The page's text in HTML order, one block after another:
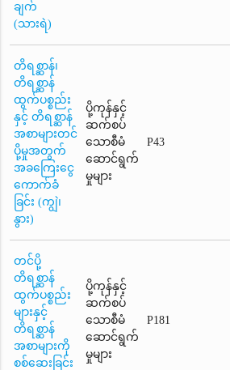
ချက်
(သားရဲ)
တိရစ္ဆာန်၊
တိရစ္ဆာန်
ထွက်ပစ္စည်း
နှင့် တိရစ္ဆာန်
အစာများတင်
ပို့မှုအတွက်
အခကြေးငွေ
ကောက်ခံ
ခြင်း (ကျွဲ၊
နွား)
ပို့ကုန်နှင့်
ဆက်စပ်
သောစီမံ
ဆောင်ရွက်
မှုများ
P43
တင်ပို့
တိရစ္ဆာန်
ထွက်ပစ္စည်း
များနှင့်
တိရစ္ဆာန်
အစာများကို
စစ်ဆေးခြင်း
ပို့ကုန်နှင့်
ဆက်စပ်
သောစီမံ
ဆောင်ရွက်
မှုများ
P181